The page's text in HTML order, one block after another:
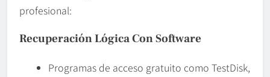
profesional:
Recuperación Lógica ConSoftware
Programas de acceso gratuito como TestDisk,